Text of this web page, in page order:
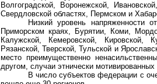
Волгоградской, Воронежской,
Свердловской областях, Пермском и
Низкий уровень напряженности
Приморском краях, Бурятии, Коми,
Калужской, Кемеровской, Кировской,
Рязанской, Тверской, Тульской и
место преимущественно
другом, случаи этнически
В число субъектов федерации с